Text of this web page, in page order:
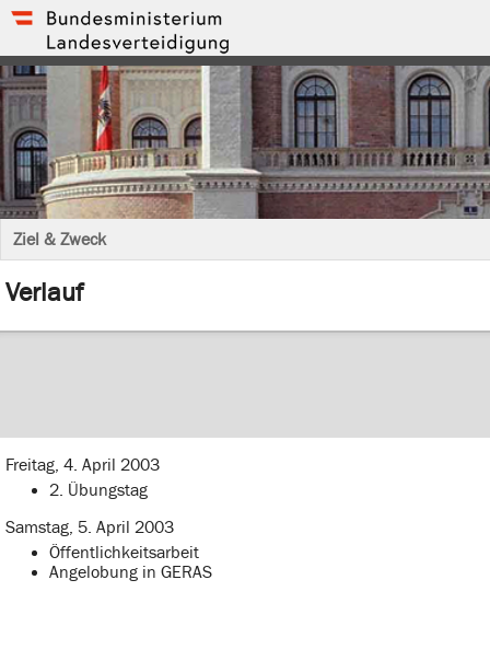
Ziel & Zweck
Verlauf
Freitag, 4. April 2003
2. Übungstag
Samstag, 5. April 2003
Öffentlichkeitsarbeit
Angelobung in GERAS